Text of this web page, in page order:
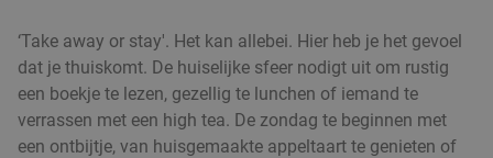
‘Take away or stay'. Het kan allebei. Hier heb je het gevoel
dat je thuiskomt. De huiselijke sfeer nodigt uit om rustig
een boekje te lezen, gezellig te lunchen of iemand te
verrassen met een high tea. De zondag te beginnen met
een ontbijtje, van huisgemaakte appeltaart te genieten of